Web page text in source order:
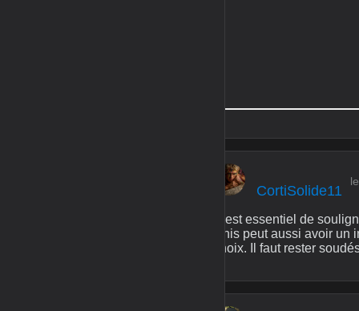
CortiSolide11
C'est essentiel de
Unis peut aussi avoir
choix. Il faut rester